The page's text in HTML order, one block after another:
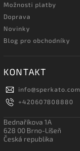
Možnosti platby
Doprava
Novinky
Blog pro obchodníky
KONTAKT
info@sperkato.com
+420607808880
Bednaříkova 1A
628 00 Brno-Líšeň
Česká republika